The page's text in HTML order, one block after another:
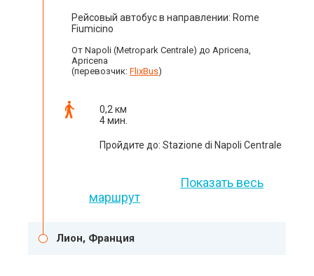
Рейсовый автобус в направлении: Rome
Fiumicino
От Napoli (Metropark Centrale) до Apricena,
Apricena
(перевозчик: FlixBus)
0,2 км
4 мин.
Пройдите до: Stazione di Napoli Centrale
Показать весь
маршрут
Лион, Франция